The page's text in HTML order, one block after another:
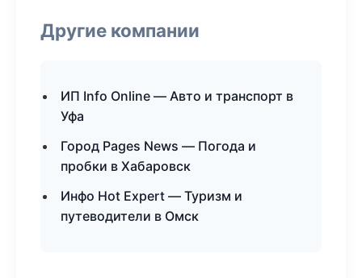
Другие компании
ИП Info Online — Авто и транспорт в
Уфа
Город Pages News — Погода и
пробки в Хабаровск
Инфо Hot Expert — Туризм и
путеводители в Омск